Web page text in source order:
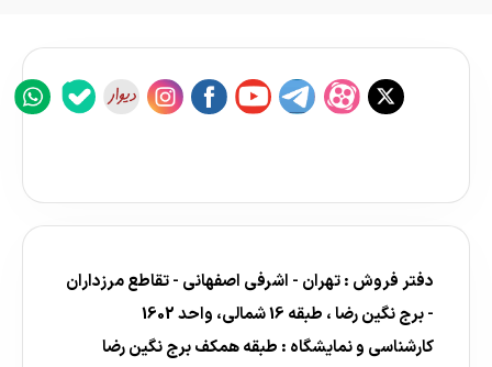
دفتر فروش : تهران - اشرفی اصفهانی - تقاطع مرزداران
- برج نگین رضا ، طبقه 16 شمالی، واحد 1602
کارشناسی و نمایشگاه : طبقه همکف برج نگین رضا